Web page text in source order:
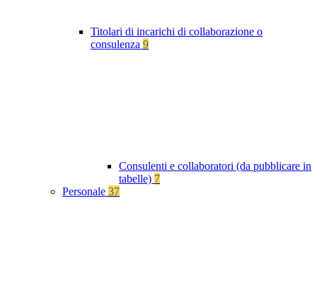
Titolari di incarichi di collaborazione o
consulenza 9
Consulenti e collaboratori (da pubblicare in
tabelle) 7
Personale 37